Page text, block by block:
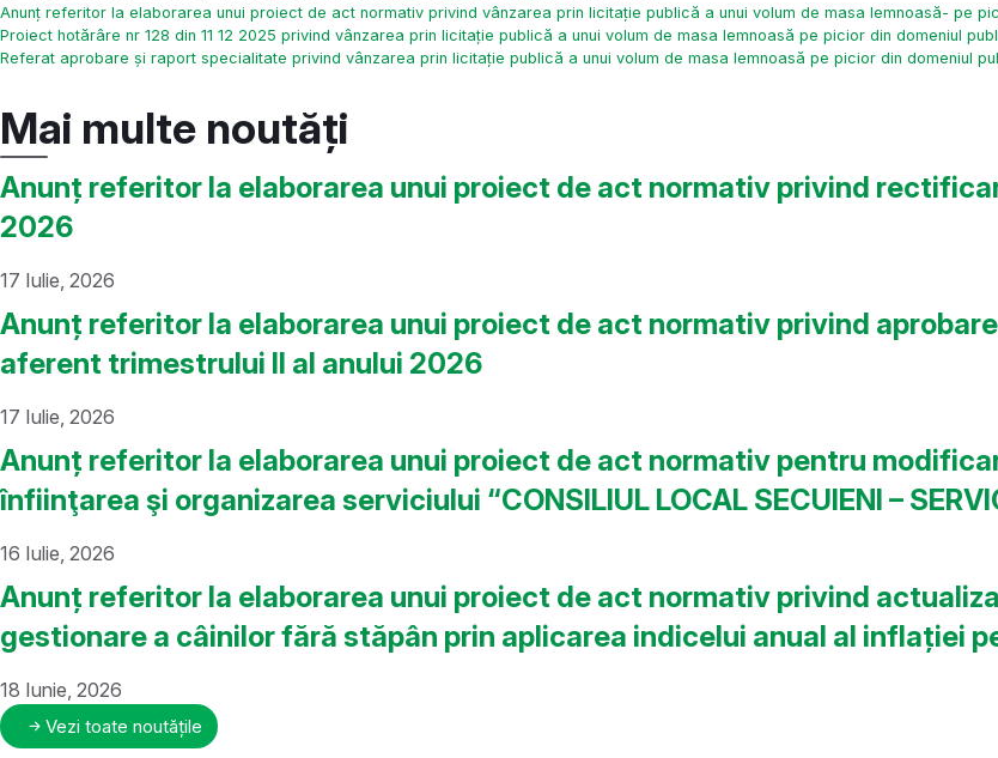
Anunț referitor la elaborarea unui proiect de act normativ privind vânzarea prin licitație publică a unui volum de masa lemnoasă- pe
Proiect hotărâre nr 128 din 11 12 2025 privind vânzarea prin licitație publică a unui volum de masa lemnoasă pe picior din domeniul
Referat aprobare și raport specialitate privind vânzarea prin licitație publică a unui volum de masa lemnoasă pe picior din domeniul
Mai multe noutăți
Anunț referitor la elaborarea unui proiect de act normativ privind
2026
17 Iulie, 2026
Anunț referitor la elaborarea unui proiect de act normativ privind
aferent trimestrului II al anului 2026
17 Iulie, 2026
Anunț referitor la elaborarea unui proiect de act normativ pentru
înfiinţarea şi organizarea serviciului “CONSILIUL LOCAL SECUIENI –
16 Iulie, 2026
Anunț referitor la elaborarea unui proiect de act normativ privind
gestionare a câinilor fără stăpân prin aplicarea indicelui anual al inflației
18 Iunie, 2026
Vezi toate noutățile